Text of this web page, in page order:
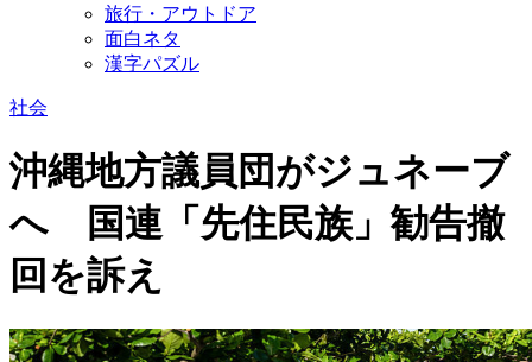
旅行・アウトドア
面白ネタ
漢字パズル
社会
沖縄地方議員団がジュネーブ
へ 国連「先住民族」勧告撤
回を訴え